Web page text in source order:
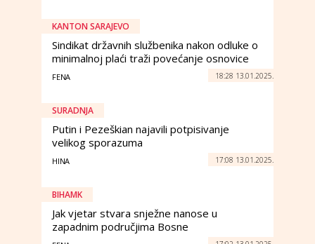
KANTON SARAJEVO
Sindikat državnih službenika nakon odluke o
minimalnoj plaći traži povećanje osnovice
FENA 18:28 13.01.2025.
SURADNJA
Putin i Pezeškian najavili potpisivanje
velikog sporazuma
HINA 17:08 13.01.2025.
BIHAMK
Jak vjetar stvara snježne nanose u
zapadnim područjima Bosne